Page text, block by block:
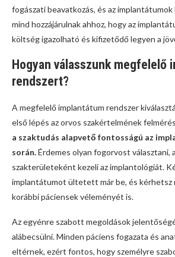
fogászati beavatkozás, és az
mind hozzájárulnak ahhoz, hogy az
költség igazolható és kifizetődő legyen a
Hogyan válasszunk megfelelő
rendszert?
A megfelelő implantátum rendszer
első lépés az orvos szakértelmének
a szaktudás alapvető fontosságú az
során.Érdemes olyan fogorvost választani,
szakterületeként kezeli az implantológiát.
implantátumot ültetett már be, és kérhetsz
korábbi páciensek véleményét is.
Az egyénre szabott megoldások
alábecsülni. Minden páciens fogazata és
eltérnek, ezért fontos, hogy személyre